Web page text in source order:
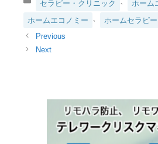
ゴ
リ
ー
セラピー・クリニック ホーム
ホームエコノミー ホームセラピ